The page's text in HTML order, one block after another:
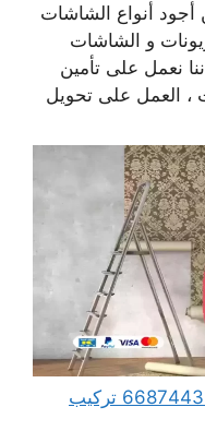
أجود أنواع الشاشات
و الشاشات
نعمل على تأمين
، العمل على تحويل
فني تركيب ورق جدران الكويت 66874433 تركيب